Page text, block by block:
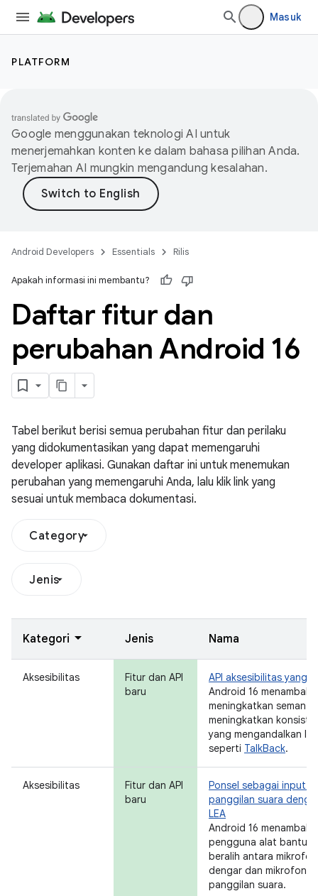
Masuk
PLATFORM
Google menggunakan teknologi AI untuk
menerjemahkan konten ke dalam bahasa pilihan Anda.
Terjemahan AI mungkin mengandung kesalahan.
Android Developers Essentials Rilis
Apakah informasi ini membantu?
Daftar fitur dan
perubahan Android 16
Tabel berikut berisi semua perubahan fitur dan perilaku
yang didokumentasikan yang dapat memengaruhi
developer aplikasi. Gunakan daftar ini untuk menemukan
perubahan yang memengaruhi Anda, lalu klik link yang
sesuai untuk membaca dokumentasi.
Category
Jenis
Kategori Jenis Nama
Aksesibilitas
Fitur dan API
baru
API aksesibilitas yang
Android 16
meningkatkan
meningkatkan
yang mengandalkan
seperti TalkBack.
Aksesibilitas
Fitur dan API
baru
Ponsel sebagai input
panggilan suara
LEA
Android 16
pengguna alat bantu
beralih antara
dengar dan mikrofon
panggilan suara.